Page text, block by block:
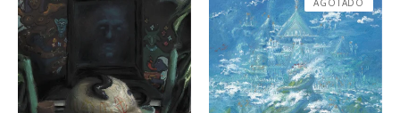
AGOTADO